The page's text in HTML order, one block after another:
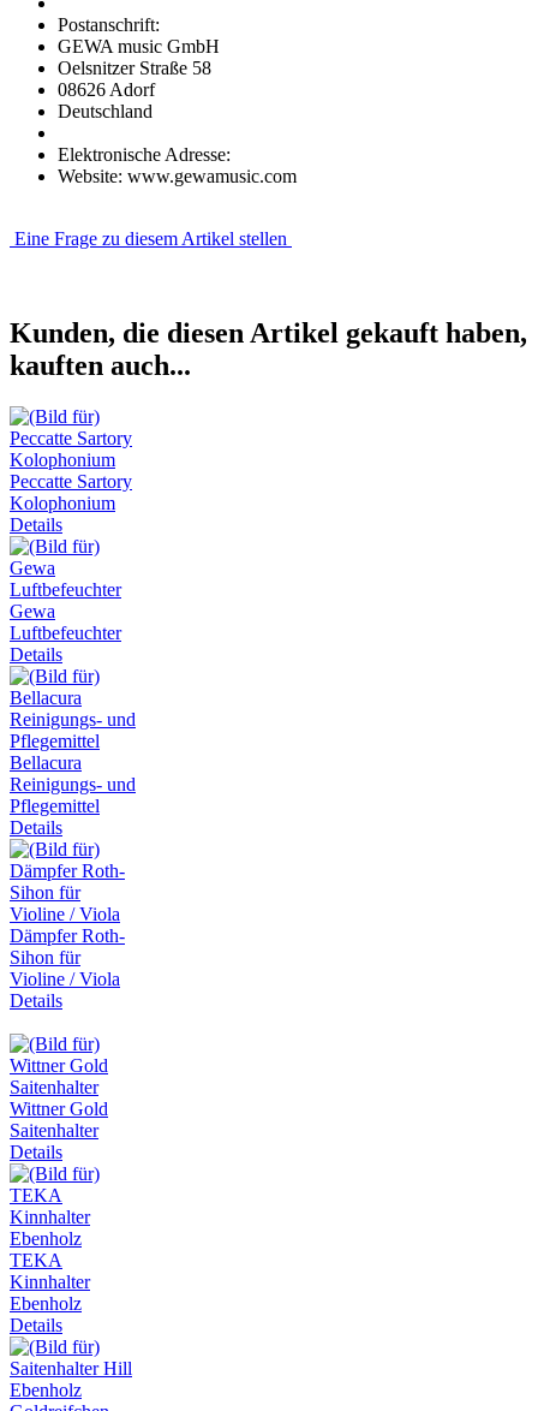
Postanschrift:
GEWA music GmbH
Oelsnitzer Straße 58
08626 Adorf
Deutschland
Elektronische Adresse:
Website: www.gewamusic.com
Eine Frage zu diesem Artikel stellen
Kunden, die diesen Artikel gekauft haben,
kauften auch...
Peccatte Sartory
Kolophonium
Details
Gewa
Luftbefeuchter
Details
Bellacura
Reinigungs- und
Pflegemittel
Details
Dämpfer Roth-
Sihon für
Violine / Viola
Details
Wittner Gold
Saitenhalter
Details
TEKA
Kinnhalter
Ebenholz
Details